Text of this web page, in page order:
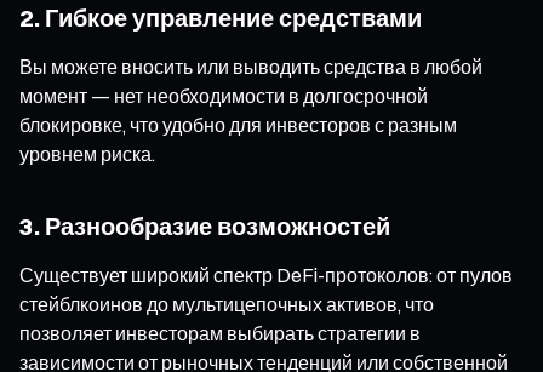
2. Гибкое управление средствами
Вы можете вносить или выводить средства в любой
момент — нет необходимости в долгосрочной
блокировке, что удобно для инвесторов с разным
уровнем риска.
3. Разнообразие возможностей
Существует широкий спектр DeFi-протоколов: от пулов
стейблкоинов до мультицепочных активов, что
позволяет инвесторам выбирать стратегии в
зависимости от рыночных тенденций или собственной